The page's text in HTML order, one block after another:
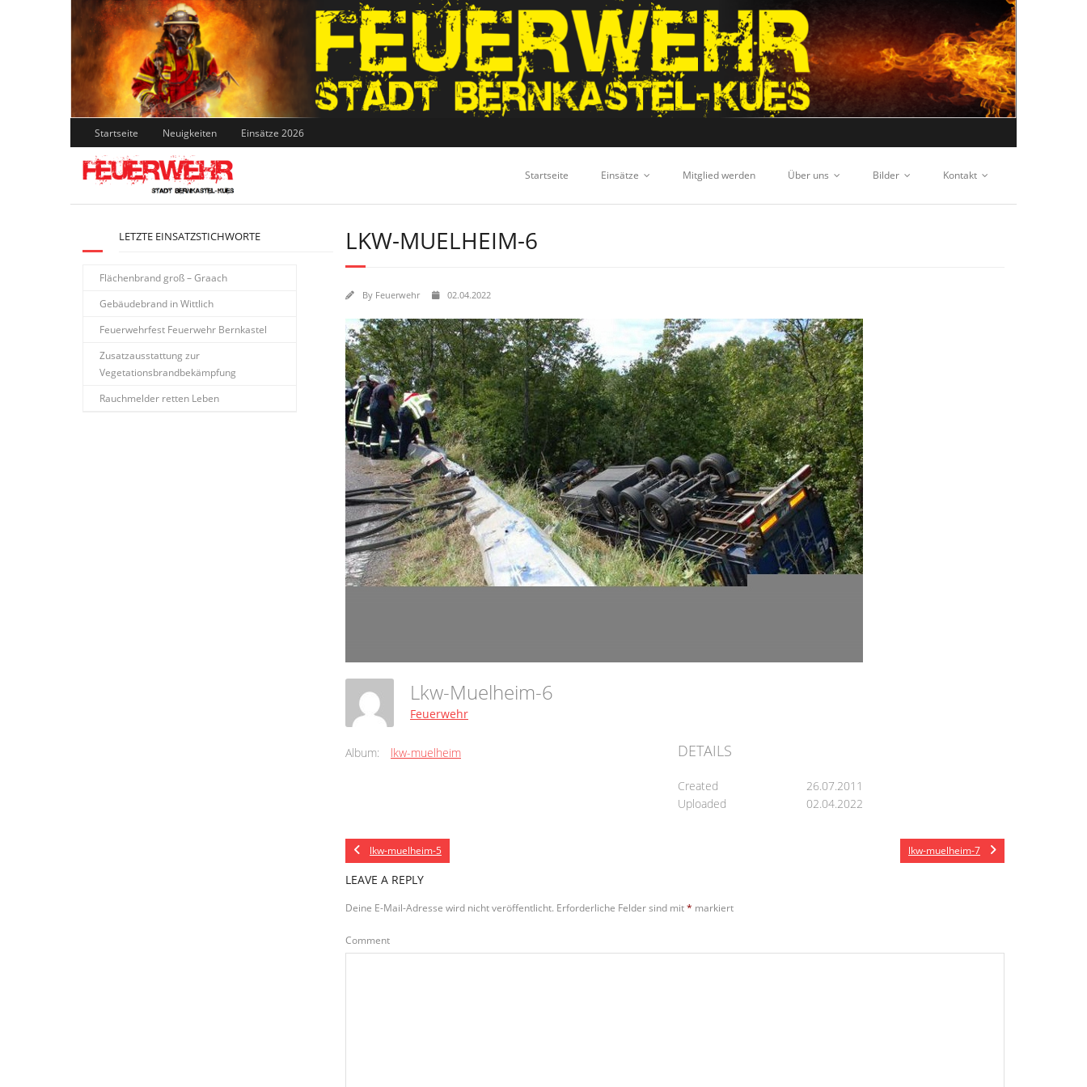
Skip
to
content
Startseite Neuigkeiten Einsätze 2026
Startseite Einsätze Mitglied werden Über uns Bilder Kontakt
LKW-MUELHEIM-6
By Feuerwehr 02.04.2022
Lkw-Muelheim-6
Feuerwehr
Album: lkw-muelheim DETAILS
Created
26.07.2011
Uploaded
02.04.2022
lkw-muelheim-5 lkw-muelheim-7
LEAVE A REPLY
Deine E-Mail-Adresse wird nicht veröffentlicht. Erforderliche Felder sind mit* markiert
Comment
LETZTE EINSATZSTICHWORTE
Flächenbrand groß – Graach
Gebäudebrand in Wittlich
Feuerwehrfest Feuerwehr Bernkastel
Zusatzausstattung zur
Vegetationsbrandbekämpfung
Rauchmelder retten Leben